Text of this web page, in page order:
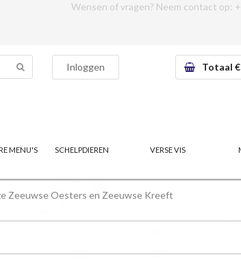
Wensen of vragen? Neem contact op:
Inloggen Totaal
MENU'S SCHELPDIEREN VERSE VIS
Zeeuwse Oesters en Zeeuwse Kreeft